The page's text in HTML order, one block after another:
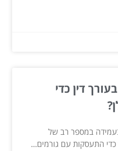
דין כדי
בעמידה במספר רב של
כדי התעסקות עם גורמים...